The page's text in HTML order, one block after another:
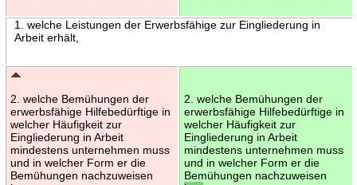
1. welche Leistungen der Erwerbsfähige zur Eingliederung in
Arbeit erhält,
2. welche Bemühungen der
erwerbsfähige Hilfebedürftige in
welcher Häufigkeit zur
Eingliederung in Arbeit
mindestens unternehmen muss
und in welcher Form er die
Bemühungen nachzuweisen
2. welche Bemühungen der
erwerbsfähige Hilfebedürftige in
welcher Häufigkeit zur
Eingliederung in Arbeit
mindestens unternehmen muss
und in welcher Form er die
Bemühungen nachzuweisen